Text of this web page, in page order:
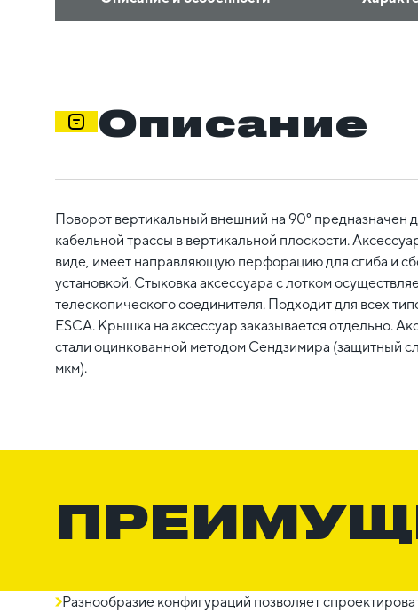
Описание
Поворот вертикальный внешний на 90° предназначен
кабельной трассы в вертикальной плоскости.
виде, имеет направляющую перфорацию для сгиба и
установкой. Стыковка аксессуара с лотком
телескопического соединителя. Подходит для всех
ESCA. Крышка на аксессуар заказывается отдельно.
стали оцинкованной методом Сендзимира (защитный
мкм).
Разнообразие конфигураций позволяет